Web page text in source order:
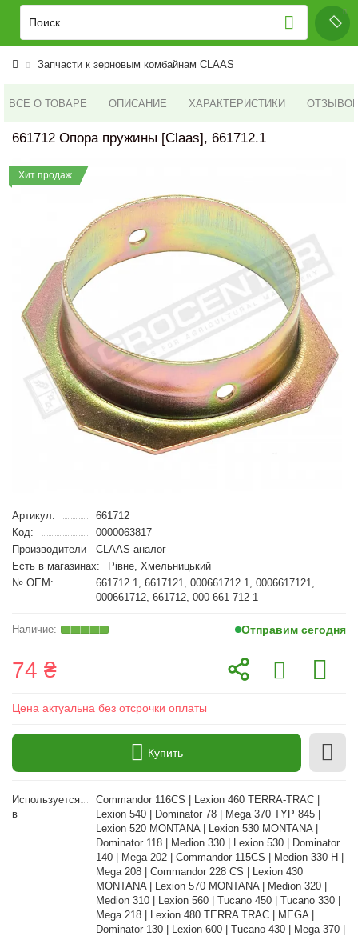
Запчасти к зерновым комбайнам CLAAS
ВСЕ О ТОВАРЕ ОПИСАНИЕ ХАРАКТЕРИСТИКИ ОТЗЫВОВ
661712 Опора пружины [Claas], 661712.1
Хит продаж
Артикул:
661712
Код:
0000063817
Производители
CLAAS-аналог
Есть в магазинах:
Рівне, Хмельницький
№ OEM:
661712.1, 6617121, 000661712.1, 0006617121,
000661712, 661712, 000 661 712 1
Отправим сегодня
74 ₴
Цена актуальна без отсрочки оплаты
Купить
Используется
в
Commandor 116CS | Lexion 460 TERRA-TRAC |
Lexion 540 | Dominator 78 | Mega 370 TYP 845 |
Lexion 520 MONTANA | Lexion 530 MONTANA |
Dominator 118 | Medion 330 | Lexion 530 | Dominator
140 | Mega 202 | Commandor 115CS | Medion 330 H |
Mega 208 | Commandor 228 CS | Lexion 430
MONTANA | Lexion 570 MONTANA | Medion 320 |
Medion 310 | Lexion 560 | Tucano 450 | Tucano 330 |
Mega 218 | Lexion 480 TERRA TRAC | MEGA |
Dominator 130 | Lexion 600 | Tucano 430 | Mega 370 |